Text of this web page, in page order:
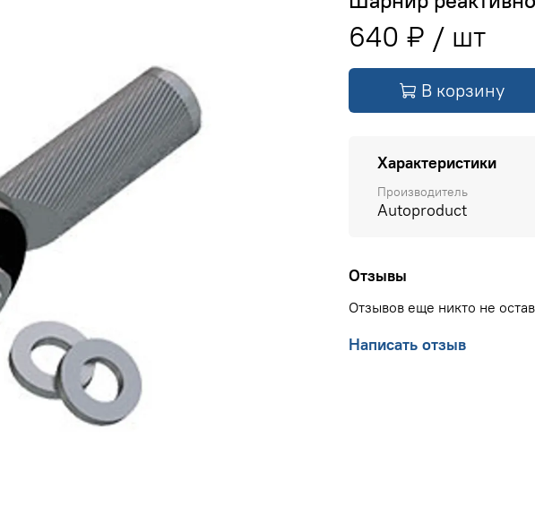
640 ₽
В корзину
Характеристики
Производитель
Autoproduct
Отзывы
Отзывов еще никто не
Написать отзыв